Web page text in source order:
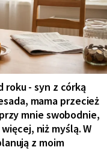
roku - syn z córką
mama przecież
mnie swobodnie,
niż myślą. W
z moim